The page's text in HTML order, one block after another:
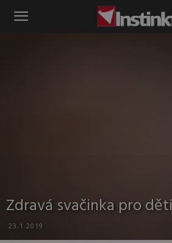
Instinkt
Zdravá svačinka pro děti
23.1.2019